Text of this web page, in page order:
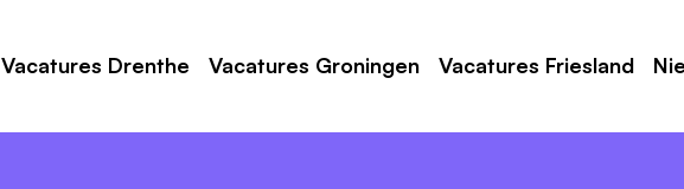
Vacatures Drenthe Vacatures Groningen Vacatures Friesland